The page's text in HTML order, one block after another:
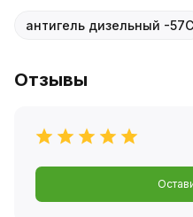
антигель дизельный -57С
Отзывы